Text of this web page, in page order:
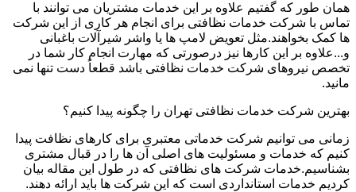
همان طور که گفتیم علاوه بر این خدمات مشتریان می توانند با
تماس با شرکت خدمات نظافتی برای انجام هر کاری از این شرکت
ها کمک بخواهند.مثل تعویض لامپ ها یا واشر شیرآلات باغبانی
و...علاوه بر این کارها نیز درصورتی که مهارت انجام کار شما در
تخصص نیروهای شرکت خدمات نظافتی باشد قطعاً دست تنها نمی
مانید.
بهترین شرکت خدمات نظافتی تهران را چگونه پیدا کنیم؟
زمانی می توانیم شرکت خدماتی معتبری برای کارهای نظافت پیدا
کنیم که خدمات و مسئولیت های اصلی آن ها را در قبال مشتری
بشناسیم.خدمات شرکت های نظافتی که در طول این مقاله بیان
کردیم خدمات استانداردی است که این شرکت ها باید ارائه دهند.